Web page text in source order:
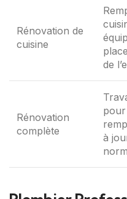
Rénovation de
cuisine
de
Rénovation
complète
à